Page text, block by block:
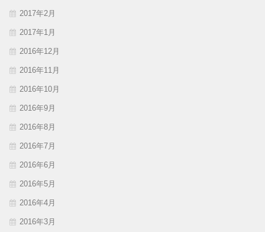
2017年2月
2017年1月
2016年12月
2016年11月
2016年10月
2016年9月
2016年8月
2016年7月
2016年6月
2016年5月
2016年4月
2016年3月